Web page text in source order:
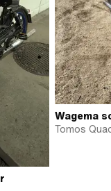
Wagema
Tomos